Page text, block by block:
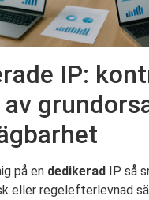
IP:
på en dedikerad IP så
eller regelefterlevnad